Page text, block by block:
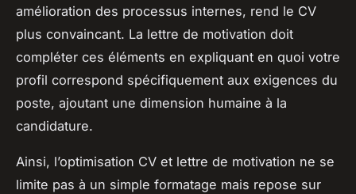
amélioration des processus internes, rend le CV
plus convaincant. La lettre de motivation doit
compléter ces éléments en expliquant en quoi votre
profil correspond spécifiquement aux exigences du
poste, ajoutant une dimension humaine à la
candidature.
Ainsi, l’optimisation CV et lettre de motivation ne se
limite pas à un simple formatage mais repose sur